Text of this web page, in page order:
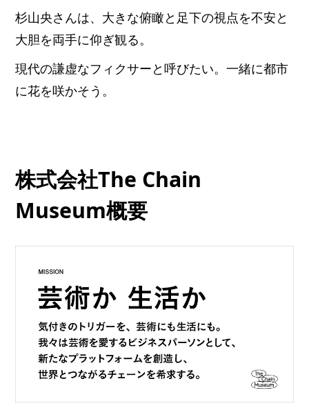
杉山央さんは、大きな俯瞰と足下の視点を不安と
大胆を両手に仰ぎ観る。
現代の謙虚なフィクサーと呼びたい。一緒に都市
に花を咲かそう。
株式会社The Chain
Museum概要